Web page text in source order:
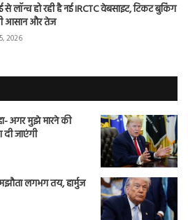
से लॉन्च हो रही है नई IRCTC वेबसाइट, टिकट बुकिंग
आसान और तेज
2026
अगर मुझे मारने की
जाएंगी
लगभग तय, हार्मुज